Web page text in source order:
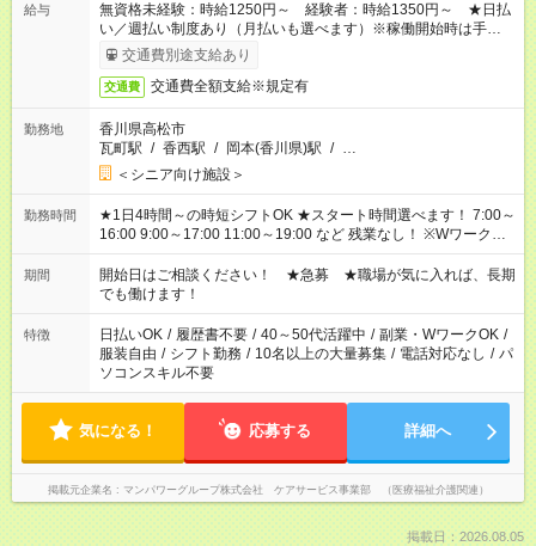
給与
無資格未経験：時給1250円～ 経験者：時給1350円～ ★日払
い／週払い制度あり（月払いも選べます）※稼働開始時は手続き
完了次第のお支払いとなります。
交通費別途支給あり
交通費 交通費全額支給※規定有
勤務地
香川県高松市
瓦町駅 / 香西駅 / 岡本(香川県)駅 / …
＜シニア向け施設＞
勤務時間
★1日4時間～の時短シフトOK ★スタート時間選べます！ 7:00～
16:00 9:00～17:00 11:00～19:00 など 残業なし！ ※Wワークの
場合、他のお仕事と合わせ週40時間超の就業はご案内できませ
ん ※法令に基づき、週20時間以上勤務は社会保険への加入対象
となります ※労働者派遣法（日雇い派遣の原則禁止）により、
短時間・短期間の就業はご案内が難しい場合があります
期間
開始日はご相談ください！ ★急募 ★職場が気に入れば、長期
でも働けます！
特徴 日払いOK / 履歴書不要 / 40～50代活躍中 / 副業・WワークOK /
服装自由 / シフト勤務 / 10名以上の大量募集 / 電話対応なし / パ
ソコンスキル不要
気になる！ 応募する 詳細へ
掲載元企業名 マンパワーグループ株式会社 ケアサービス事業部 （医療福祉介護関連）
掲載日：2026.08.05